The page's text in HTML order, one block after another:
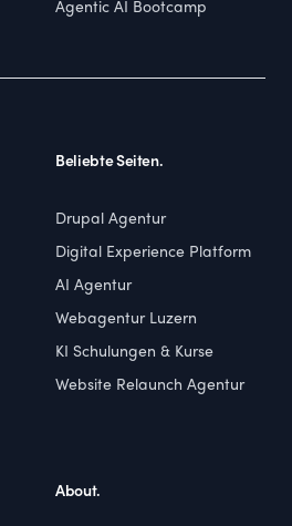
Agentic AI Bootcamp
Beliebte Seiten.
Drupal Agentur
Digital Experience Platform
AI Agentur
Webagentur Luzern
KI Schulungen & Kurse
Website Relaunch Agentur
About.